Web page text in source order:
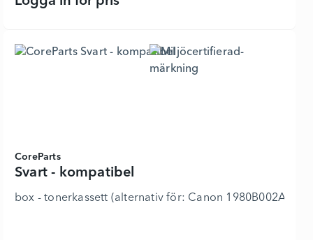
CoreParts
Svart - kompatibel
box - tonerkassett (alternativ för: Canon 1980B002AA) -